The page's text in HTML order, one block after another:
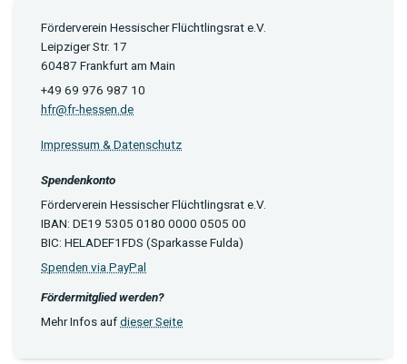
Förderverein Hessischer Flüchtlingsrat e.V.
Leipziger Str. 17
60487 Frankfurt am Main
+49 69 976 987 10
hfr@fr-hessen.de
Impressum & Datenschutz
Spendenkonto
Förderverein Hessischer Flüchtlingsrat e.V.
IBAN: DE19 5305 0180 0000 0505 00
BIC: HELADEF1FDS (Sparkasse Fulda)
Spenden via PayPal
Fördermitglied werden?
Mehr Infos aufdieser Seite